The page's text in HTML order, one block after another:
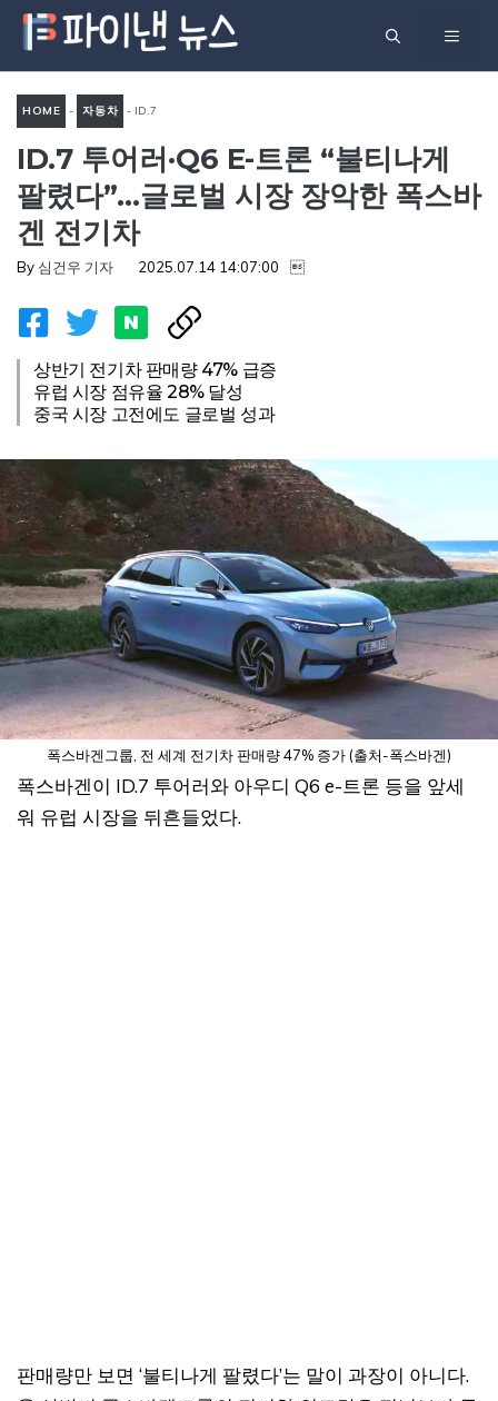
츠
메
HOME - 자동차 - ID.7
투어러·Q6 e-트론 “불티나게
팔렸다”…글로벌 시장 장악한
폭스바겐 전기차
ID.7 투어러·Q6 E-트론 “불티나게
팔렸다”…글로벌 시장 장악한 폭스바
겐 전기차
By 심건우 기자 2025.07.14 14:07:00 
상반기 전기차 판매량 47% 급증
유럽 시장 점유율 28% 달성
중국 시장 고전에도 글로벌 성과
폭스바겐그룹, 전 세계 전기차 판매량 47% 증가 (출처-폭스바겐)
폭스바겐이 ID.7 투어러와 아우디 Q6 e-트론 등을 앞세
워 유럽 시장을 뒤흔들었다.
판매량만 보면 ‘불티나게 팔렸다’는 말이 과장이 아니다.